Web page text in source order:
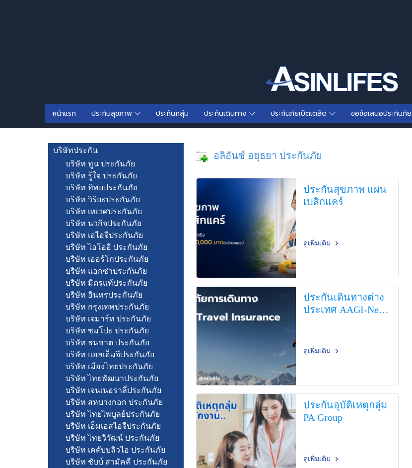
หน้าแรก ประกันสุขภาพ ประกันกลุ่ม ประกันเดินทาง ประกันภัยเบ็ตเตล็ด ขอข้อเสนอประกันภัย
อลิอันซ์ อยุธยา ประกันภัย
ประกันสุขภาพ แผน
เบสิกแคร์
ดูเพิ่มเติม
ประกันเดินทางต่าง
ประเทศ AAGI-New
ดูเพิ่มเติม
ประกันอุบัติเหตุกลุ่ม
PA Group
ดูเพิ่มเติม
บริษัทประกัน
บริษัท ทูน ประกันภัย
บริษัท รู้ใจ ประกันภัย
บริษัท ทิพยประกันภัย
บริษัท วิริยะประกันภัย
บริษัท เทเวศประกันภัย
บริษัท นวกิจประกันภัย
บริษัท เอไอจีประกันภัย
บริษัท ไอโออิ ประกันภัย
บริษัท เออร์โกประกันภัย
บริษัท แอกซ่าประกันภัย
บริษัท มิตรแท้ประกันภัย
บริษัท อินทรประกันภัย
บริษัท กรุงเทพประกันภัย
บริษัท เจมาร์ท ประกันภัย
บริษัท ซมโปะ ประกันภัย
บริษัท ธนชาต ประกันภัย
บริษัท แอลเอ็มจีประกันภัย
บริษัท เมืองไทยประกันภัย
บริษัท ไทยพัฒนาประกันภัย
บริษัท เจนเนอราลี่ประกันภัย
บริษัท สหบางกอก ประกันภัย
บริษัท ไทยไพบูลย์ประกันภัย
บริษัท เอ็มเอสไอจีประกันภัย
บริษัท ไทยวิวัฒน์ ประกันภัย
บริษัท เคดับบลิวไอ ประกันภัย
บริษัท ชับบ์ สามัคคี ประกันภัย